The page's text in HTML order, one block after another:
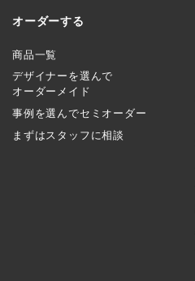
オーダーする
商品一覧
デザイナーを選んで
オーダーメイド
事例を選んでセミオーダー
まずはスタッフに相談